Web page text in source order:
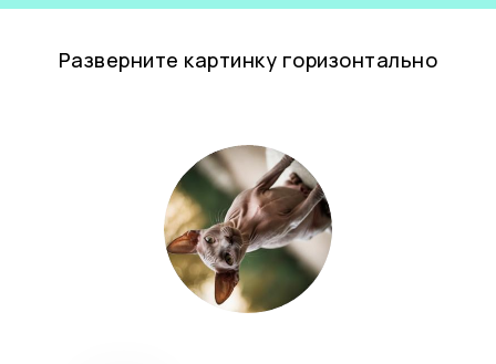
Разверните картинку горизонтально